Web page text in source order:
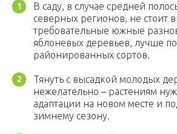
В саду, в случае средней
северных регионов, не стоит
требовательные южные
яблоневых деревьев, лучше
районированных сортов.
Тянуть с высадкой молодых
нежелательно – растениям
адаптации на новом месте и
зимнему сезону.